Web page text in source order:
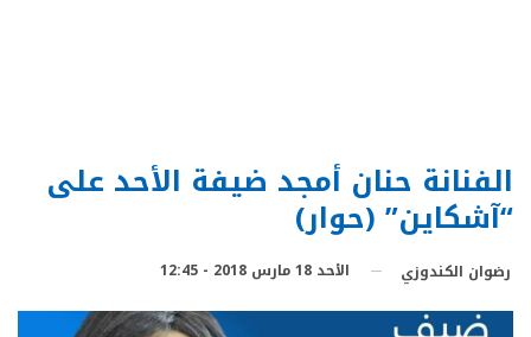
الفنانة حنان أمجد ضيفة الأحد على
“آشكاين” (حوار)
رضوان الكندوزي الأحد 18 مارس 2018 - 12:45